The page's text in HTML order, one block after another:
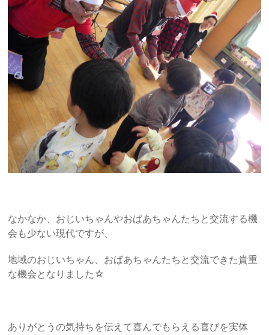
なかなか、おじいちゃんやおばあちゃんたちと交流する機
会も少ない現代ですが、
地域のおじいちゃん、おばあちゃんたちと交流できた貴重
な機会となりました☆
ありがとうの気持ちを伝えて喜んでもらえる喜びを実体